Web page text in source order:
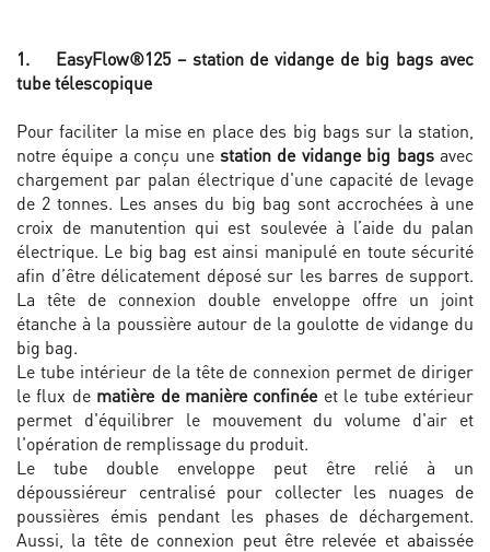
1. EasyFlow®125 – station de vidange de big bags avec
tube télescopique
Pour faciliter la mise en place des big bags sur la station,
notre équipe a conçu une station de vidange big bagsavec
chargement par palan électrique d'une capacité de levage
de 2 tonnes. Les anses du big bag sont accrochées à une
croix de manutention qui est soulevée à l’aide du palan
électrique. Le big bag est ainsi manipulé en toute sécurité
afin d’être délicatement déposé sur les barres de support.
La tête de connexion double enveloppe offre un joint
étanche à la poussière autour de la goulotte de vidange du
big bag.
Le tube intérieur de la tête de connexion permet de diriger
le flux de matière de manière confinéeet le tube extérieur
permet d'équilibrer le mouvement du volume d'air et
l'opération de remplissage du produit.
Le tube double enveloppe peut être relié à un
dépoussiéreur centralisé pour collecter les nuages de
poussières émis pendant les phases de déchargement.
Aussi, la tête de connexion peut être relevée et abaissée